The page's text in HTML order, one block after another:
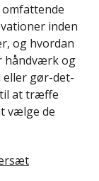
omfattende
inden
og hvordan
håndværk og
eller gør-det-
at træffe
vælge de